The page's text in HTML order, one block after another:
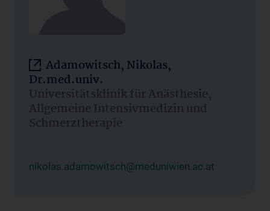
Adamowitsch, Nikolas,
Dr.med.univ.
Universitätsklinik für Anästhesie,
Allgemeine Intensivmedizin und
Schmerztherapie
nikolas.adamowitsch@meduniwien.ac.at